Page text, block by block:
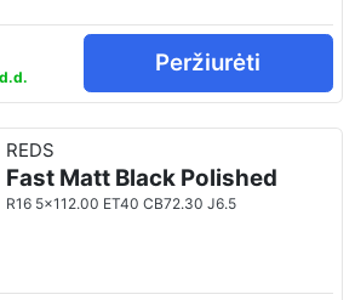
Peržiurėti
REDS
Fast Matt Black Polished
R16 5x112.00 ET40 CB72.30 J6.5